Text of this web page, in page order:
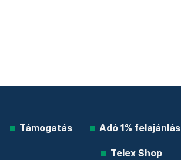
Támogatás Adó 1% felajánlás
Telex Shop